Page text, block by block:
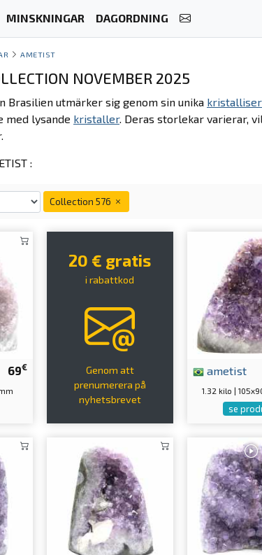
MINSKNINGAR DAGORDNING
AMETIST
NOVEMBER 2025
Brasilien utmärker sig genom sin unika
med lysande kristaller. Deras storlekar varierar,
:
Collection 576
69€
20 € gratis
i rabattkod
Genom att
prenumerera på
nyhetsbrevet
ametist
1.32 kilo |
se